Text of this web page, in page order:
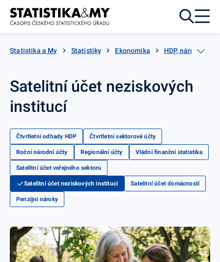
Přejít k obsahu
Statistika a My Statistiky Ekonomika HDP, národní účty
Satelitní účet neziskových
institucí
Čtvrtletní odhady HDP Čtvrtletní sektorové účty
Roční národní účty Regionální účty Vládní finanční statistika
Satelitní účet veřejného sektoru
Satelitní účet neziskových institucí Satelitní účet domácností
Penzijní nároky